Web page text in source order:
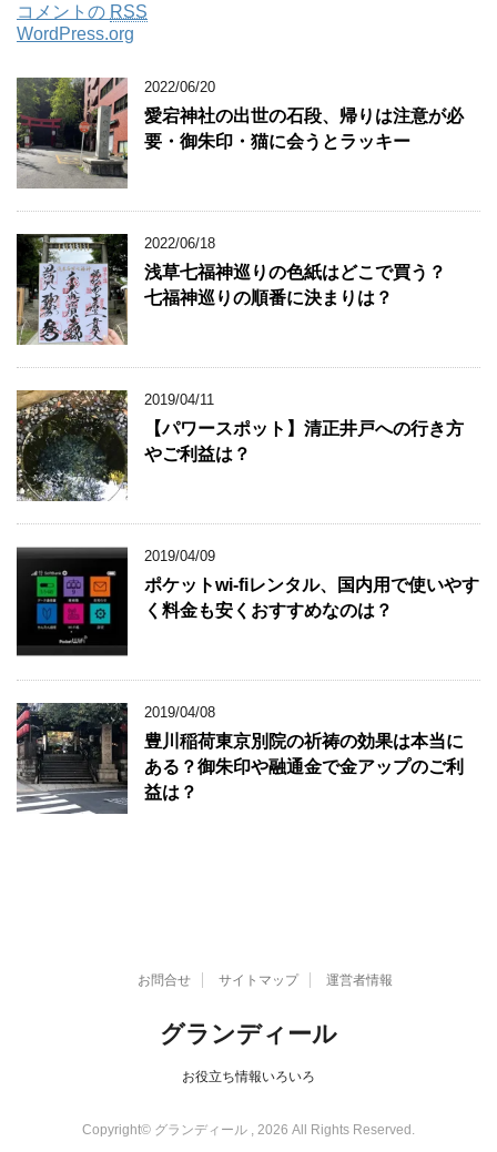
コメントの RSS
WordPress.org
2022/06/20
愛宕神社の出世の石段、帰りは注意が必
要・御朱印・猫に会うとラッキー
2022/06/18
浅草七福神巡りの色紙はどこで買う？
七福神巡りの順番に決まりは？
2019/04/11
【パワースポット】清正井戸への行き方
やご利益は？
2019/04/09
ポケットwi-fiレンタル、国内用で使いやす
く料金も安くおすすめなのは？
2019/04/08
豊川稲荷東京別院の祈祷の効果は本当に
ある？御朱印や融通金で金アップのご利
益は？
お問合せ サイトマップ 運営者情報
グランディール
お役立ち情報いろいろ
Copyright© グランディール , 2026 All Rights Reserved.